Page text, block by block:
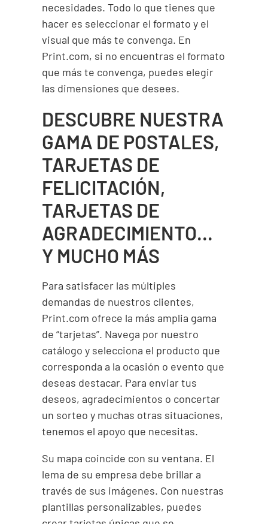
necesidades. Todo lo que tienes que
hacer es seleccionar el formato y el
visual que más te convenga. En
Print.com, si no encuentras el formato
que más te convenga, puedes elegir
las dimensiones que desees.
DESCUBRE NUESTRA
GAMA DE POSTALES,
TARJETAS DE
FELICITACIÓN,
TARJETAS DE
AGRADECIMIENTO…
Y MUCHO MÁS
Para satisfacer las múltiples
demandas de nuestros clientes,
Print.com ofrece la más amplia gama
de “tarjetas”. Navega por nuestro
catálogo y selecciona el producto que
corresponda a la ocasión o evento que
deseas destacar. Para enviar tus
deseos, agradecimientos o concertar
un sorteo y muchas otras situaciones,
tenemos el apoyo que necesitas.
Su mapa coincide con su ventana. El
lema de su empresa debe brillar a
través de sus imágenes. Con nuestras
plantillas personalizables, puedes